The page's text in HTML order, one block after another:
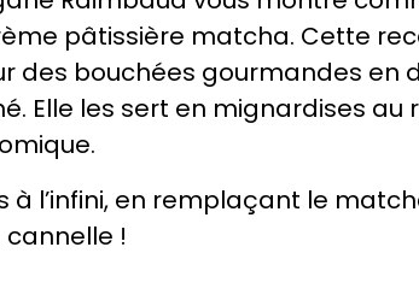
pâtissière matcha. Cette
des bouchées gourmandes en
Elle les sert en mignardises au
à l’infini, en remplaçant le
!